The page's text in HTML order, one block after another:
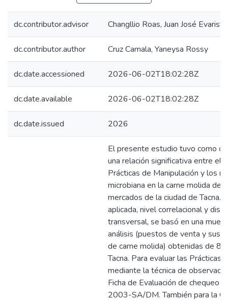
dc.contributor.advisor Changllio Roas, Juan José Evaristo
dc.contributor.author Cruz Camala, Yaneysa Rossy
dc.date.accessioned 2026-06-02T18:02:28Z
dc.date.available 2026-06-02T18:02:28Z
dc.date.issued 2026
El presente estudio tuvo como
una relación significativa entre el
Prácticas de Manipulación y los
microbiana en la carne molida de
mercados de la ciudad de Tacna.
aplicada, nivel correlacional y
transversal, se basó en una
análisis (puestos de venta y sus
de carne molida) obtenidas de 8
Tacna. Para evaluar las Prácticas
mediante la técnica de
Ficha de Evaluación de chequeo
2003-SA/DM. También para la